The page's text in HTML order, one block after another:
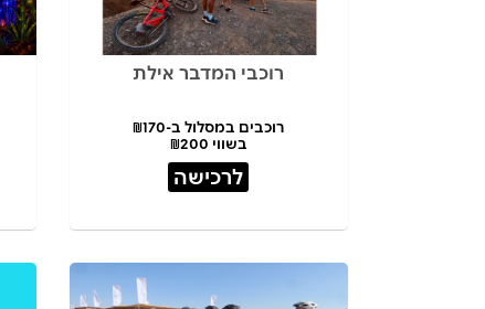
רוכבי המדבר אילת
רוכבים במסלול ב-₪170
בשווי ₪200
לרכישה